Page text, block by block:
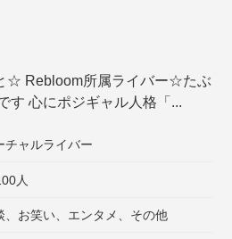
同接数
髪型
☆ Rebloom所属ライバー☆たぶ
心にポジギャル人格「...
チャルライバー
人
、お笑い、エンタメ、その他